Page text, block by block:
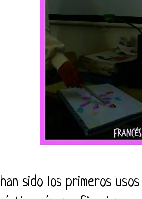
sido los primeros usos